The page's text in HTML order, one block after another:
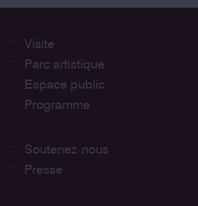
Visite
Parc artistique
Espace public
Programme
Soutenez-nous
Presse